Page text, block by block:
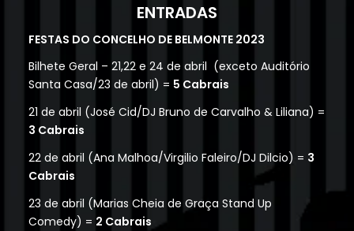
ENTRADAS
FESTAS DO CONCELHO DE BELMONTE 2023
Bilhete Geral – 21,22 e 24 de abril (exceto Auditório
Santa Casa/23 de abril) = 5 Cabrais
21 de abril (José Cid/DJ Bruno de Carvalho & Liliana) =
3 Cabrais
22 de abril (Ana Malhoa/Virgilio Faleiro/DJ Dilcio) = 3
Cabrais
23 de abril (Marias Cheia de Graça Stand Up
Comedy) = 2 Cabrais